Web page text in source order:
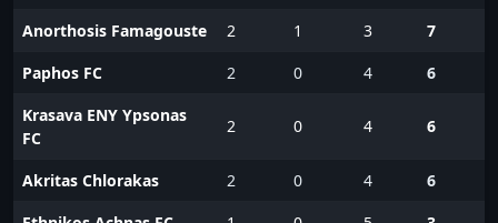
Anorthosis Famagouste
2 1 3
7
Paphos FC
2 0 4
6
Krasava ENY Ypsonas
FC
2 0 4 6
Akritas Chlorakas 2 0 4
6